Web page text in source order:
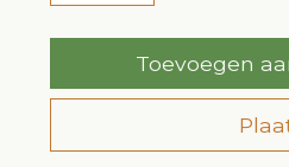
Toevoegen